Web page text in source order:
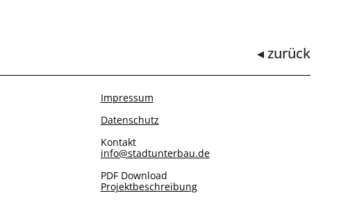
◂ zurück
Impressum
Datenschutz
Kontakt
info@stadtunterbau.de
PDF Download
Projektbeschreibung